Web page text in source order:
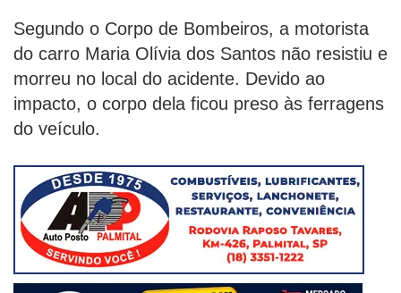
Segundo o Corpo de Bombeiros, a motorista
do carro Maria Olívia dos Santos não resistiu e
morreu no local do acidente. Devido ao
impacto, o corpo dela ficou preso às ferragens
do veículo.